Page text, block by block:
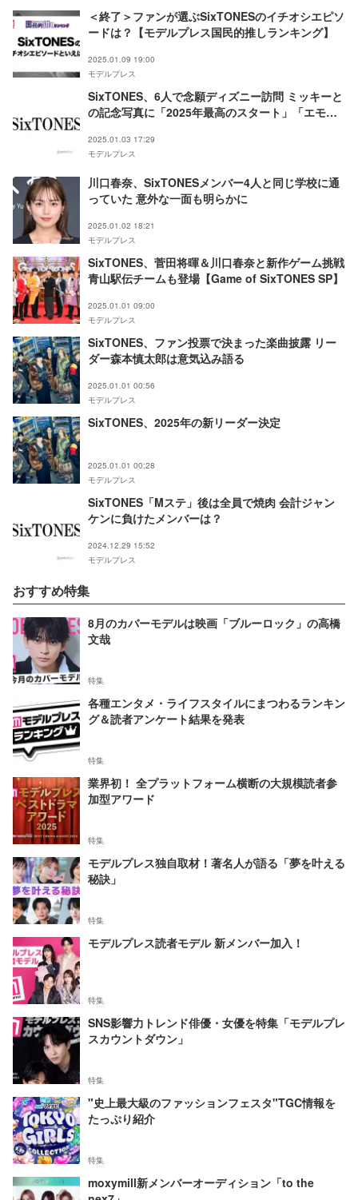
＜終了＞ファンが選ぶSixTONESのイチオシエピソ
ードは？【モデルプレス国民的推しランキング】
2025.01.09 19:00
モデルプレス
SixTONES、6人で念願ディズニー訪問 ミッキーと
の記念写真に「2025年最高のスタート」「エモす
2025.01.03 17:29
モデルプレス
川口春奈、SixTONESメンバー4人と同じ学校に通
っていた 意外な一面も明らかに
2025.01.02 18:21
モデルプレス
SixTONES、菅田将暉＆川口春奈と新作ゲーム挑戦
青山駅伝チームも登場【Game of SixTONES SP】
2025.01.01 09:00
モデルプレス
SixTONES、ファン投票で決まった楽曲披露 リー
ダー森本慎太郎は意気込み語る
2025.01.01 00:56
モデルプレス
SixTONES、2025年の新リーダー決定
2025.01.01 00:28
モデルプレス
SixTONES「Mステ」後は全員で焼肉 会計ジャン
ケンに負けたメンバーは？
2024.12.29 15:52
モデルプレス
おすすめ特集
8月のカバーモデルは映画「ブルーロック」の高橋
文哉
特集
各種エンタメ・ライフスタイルにまつわるランキン
グ＆読者アンケート結果を発表
特集
業界初！ 全プラットフォーム横断の大規模読者参
加型アワード
特集
モデルプレス独自取材！著名人が語る「夢を叶える
秘訣」
特集
モデルプレス読者モデル 新メンバー加入！
特集
SNS影響力トレンド俳優・女優を特集「モデルプレ
スカウントダウン」
特集
"史上最大級のファッションフェスタ"TGC情報を
たっぷり紹介
特集
moxymill新メンバーオーディション「to the